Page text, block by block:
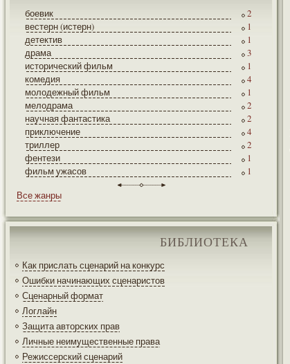
боевик
2
вестерн (истерн)
1
детектив
1
драма
3
исторический фильм
1
комедия
4
молодежный фильм
1
мелодрама
2
научная фантастика
2
приключение
4
триллер
2
фентези
1
фильм ужасов
1
Все жанры
БИБЛИОТЕКА
Как прислать сценарий на конкурс
Ошибки начинающих сценаристов
Сценарный формат
Логлайн
Защита авторских прав
Личные неимущественные права
Режиссерский сценарий